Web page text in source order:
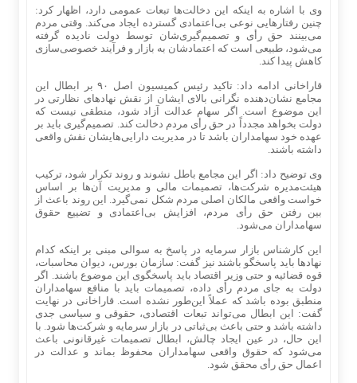
وی با اشاره به اینکه این دخالت‌ها تبعات عمومی دارد، اظهار کرد:
چنین رفتارهایی نوعی بی‌اعتمادی گسترده ایجاد می‌کند. وقتی مردم
می‌بینند حق رأی و تصمیم‌گیری‌شان توسط دولت نادیده گرفته
می‌شود، طبیعی است که اعتمادشان به بازار و فرآیند خصوصی‌سازی
کاهش پیدا کند.
قاراخانی ادامه داد: تاکید رئیس کمیسیون اصل ۹۰ بر ابطال این
مجامع نشان‌دهنده نگرانی بالای ایشان از نقش نهادهای نظارتی در
این موضوع است. اگر سهام عدالت آزاد شود، منطقی نیست که
دولت بخواهد مجدداً در حق رأی مردم دخالت کند. تصمیم‌گیری باید بر
عهده خود سهامداران باشد تا در مدیریت دارایی‌هایشان نقش واقعی
داشته باشند.
وی توضیح داد: اگر این مجامع باطل نشوند و روند تکرار شود، ترکیب
هیئت‌مدیره شرکت‌ها، تصمیمات مالی و مدیریت آن‌ها بر اساس
خواست واقعی مالکان اصلی مردم شکل نمی‌گیرد. این روند باعث از
بین رفتن حق رأی مردم، افزایش بی‌اعتمادی و تضییع حقوق
سهامداران می‌شود.
این کارشناس بازار سرمایه در پاسخ به سوالی مبنی بر اینکه کدام
نهادها باید پاسخگو باشند نیز گفت: سازمان بورس، دیوان محاسبات،
قوه قضائیه و حتی وزیر اقتصاد باید پاسخگوی این موضوع باشند. اگر
دولت به جای مردم رأی داده، تصمیمات باید با منافع سهامداران
منطبق بوده باشد که عملاً این‌طور نشده است. قاراخانی در نهایت
گفت: این ابطال می‌تواند تبعات اقتصادی، حقوقی و سیاسی جدی
داشته باشد و حتی باعث بی‌ثباتی در بازار سرمایه و شرکت‌ها شود. با
این حال، در عین ایجاد چالش، ابطال تصمیمات غیرقانونی باعث
می‌‌شود که حقوق واقعی سهامداران محفوظ بماند و عدالت در
اعمال حق رأی محقق شود.